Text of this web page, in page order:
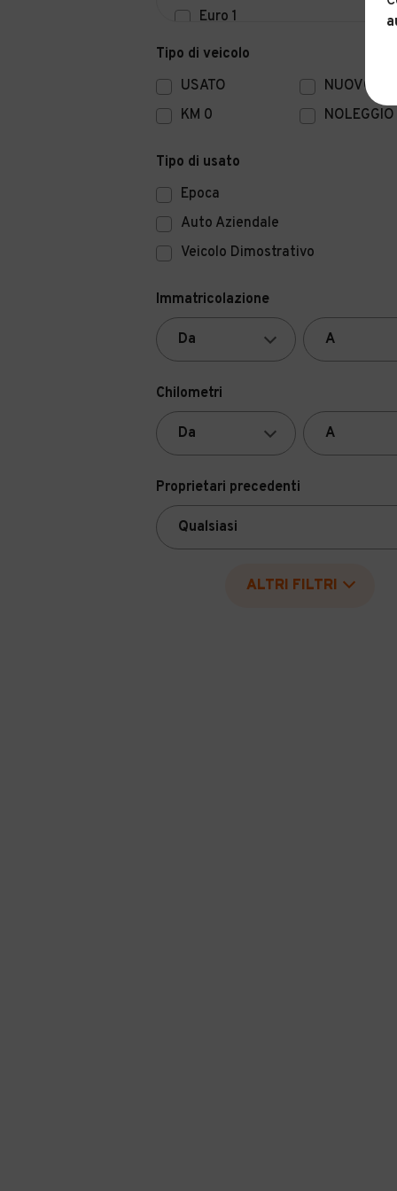
Euro 1
Euro 0
Tipo di veicolo
USATO
NUOVO
KM 0
NOLEGGIO
Tipo di usato
Epoca
Auto Aziendale
Veicolo Dimostrativo
Immatricolazione
Chilometri
Proprietari precedenti
ALTRI FILTRI